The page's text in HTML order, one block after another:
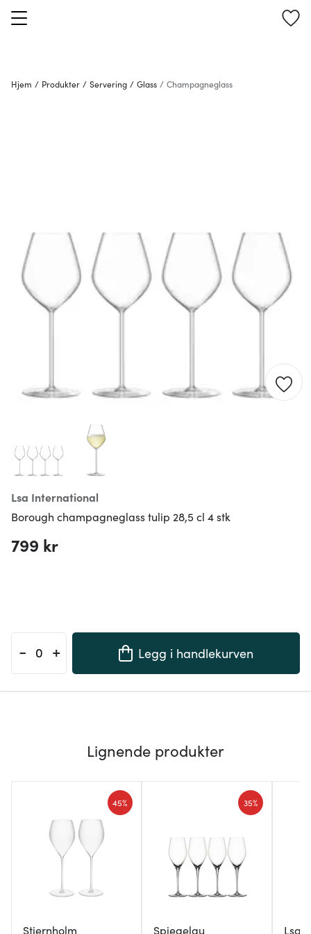
Hjem / Produkter / Servering / Glass / Champagneglass
Lsa International
Borough champagneglass tulip 28,5 cl 4 stk
799 kr
- + Legg i handlekurven
Lignende produkter
Stiernholm
45%
Spiegelau
35%
Lsa